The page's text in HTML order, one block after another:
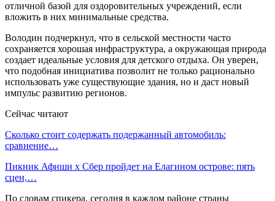
отличной базой для оздоровительных учреждений, если
вложить в них минимальные средства.
Володин подчеркнул, что в сельской местности часто
сохраняется хорошая инфраструктура, а окружающая природа
создает идеальные условия для детского отдыха. Он уверен,
что подобная инициатива позволит не только рационально
использовать уже существующие здания, но и даст новый
импульс развитию регионов.
Сейчас читают
Сколько стоит содержать подержанный автомобиль:
сравнение…
Пикник Афиши x Сбер пройдет на Елагином острове: пять
сцен,…
По словам спикера, сегодня в каждом районе страны